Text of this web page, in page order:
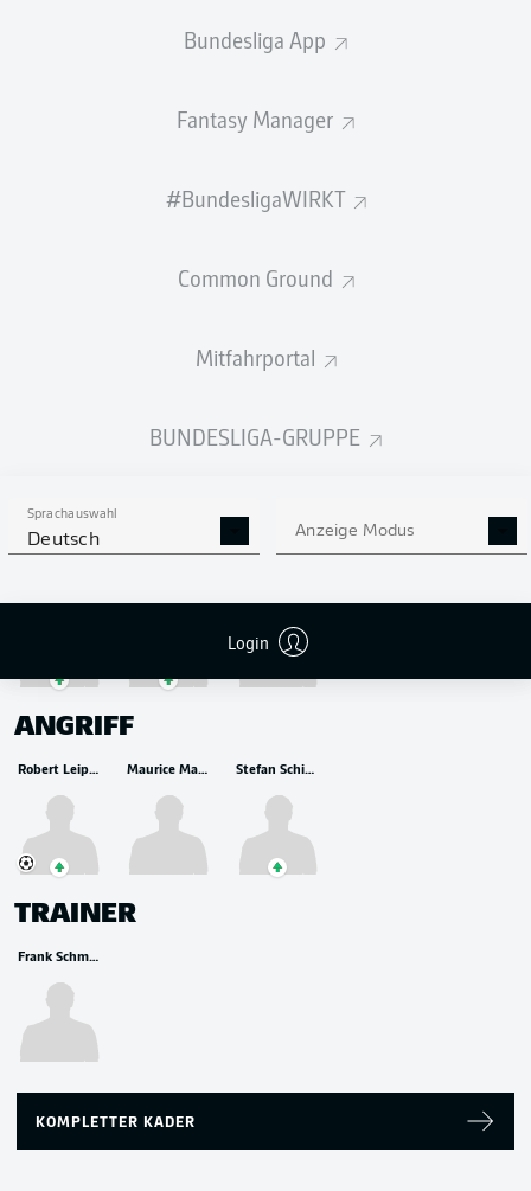
Bundesliga App
Fantasy Manager
#BundesligaWIRKT
Common Ground
Mitfahrportal
BUNDESLIGA-GRUPPE
Sprachauswahl
Deutsch Anzeige Modus
Login
VERTEIDIGUNG
MITTELFELD
ANGRIFF
Robert Leipertz Maurice Malone Stefan Schimmer
TRAINER
Frank Schmidt
KOMPLETTER KADER